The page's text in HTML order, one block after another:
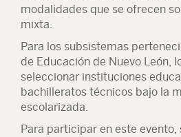
modalidades que se ofrecen
mixta.
Para los subsistemas
de Educación de Nuevo León,
seleccionar instituciones
bachilleratos técnicos bajo la
escolarizada.
Para participar en este evento,